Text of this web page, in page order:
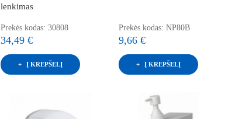
lenkimas
Prekės kodas: 30808
34,49 €
Į KREPŠELĮ
Prekės kodas: NP80B
9,66 €
Į KREPŠELĮ